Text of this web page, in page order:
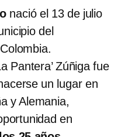
nació el 13 de julio
del
Pantera’ Zúñiga fue
un lugar en
y Alemania,
en